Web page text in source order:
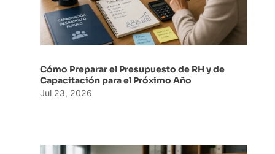
Cómo Preparar el Presupuesto de RH y de
Capacitación para el Próximo Año
Jul 23, 2026